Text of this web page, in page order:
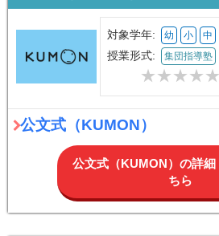
対象学年: 幼 小 中
授業形式: 集団指導塾
公文式（KUMON）
公文式（KUMON）の詳細
ちら